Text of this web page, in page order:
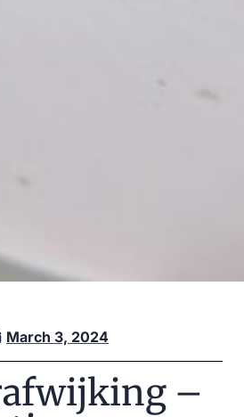
March 3, 2024
–